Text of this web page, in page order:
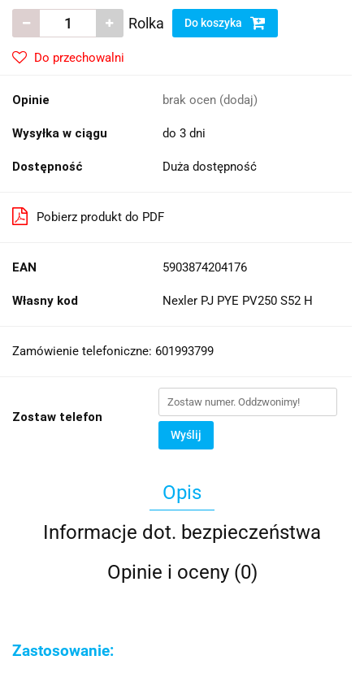
Rolka Do koszyka
Do przechowalni
Opinie brak ocen (dodaj)
Wysyłka w ciągu do 3 dni
Dostępność Duża dostępność
Pobierz produkt do PDF
EAN 5903874204176
Własny kod Nexler PJ PYE PV250 S52 H
Zamówienie telefoniczne: 601993799
Zostaw telefon
Wyślij
Opis
Informacje dot. bezpieczeństwa
Opinie i oceny (0)
Zastosowanie: